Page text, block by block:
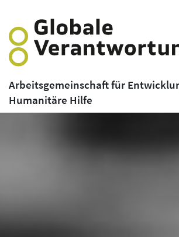
Arbeitsgemeinschaft für
Humanitäre Hilfe